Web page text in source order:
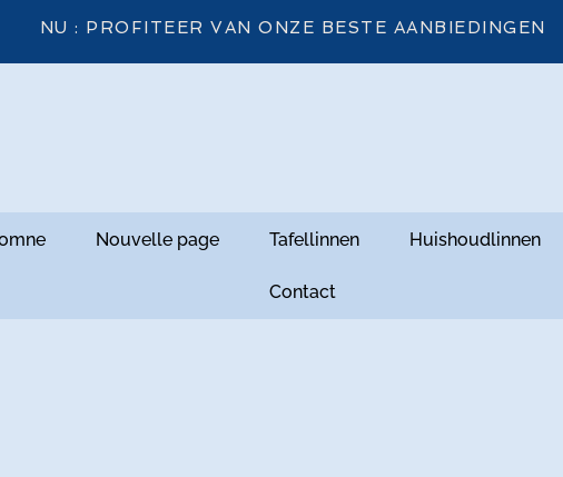
NU : PROFITEER VAN ONZE BESTE AANBIEDINGEN
Nouvelle page Tafellinnen Huishoudlinnen
Contact